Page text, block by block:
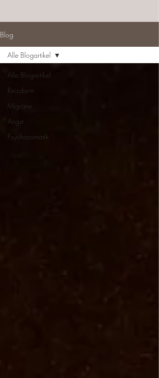
Blog
Alle Blogartikel
Reizdarm
Migräne
Angst
Psychosomatik
Alle Blogartikel